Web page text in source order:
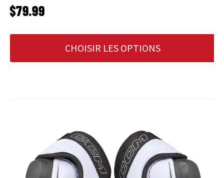
PRIX HABITUEL
$79.99
CHOISIR LES OPTIONS